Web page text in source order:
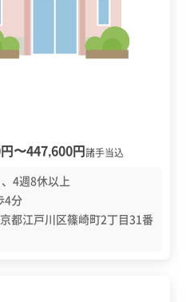
〜447,600円諸手当込
4週8休以上
4分
都江戸川区篠崎町2丁目31番